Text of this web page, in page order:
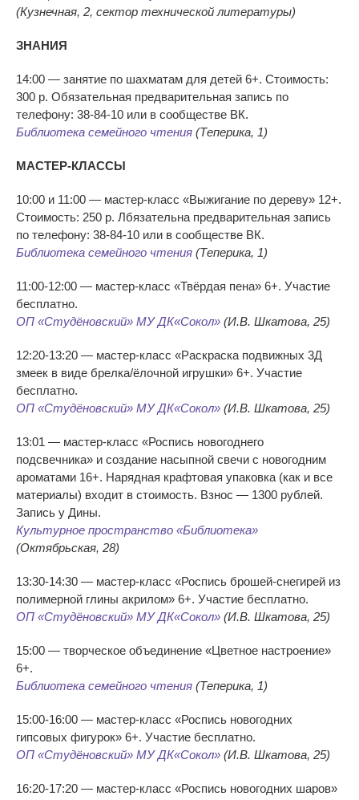
(Кузнечная, 2, сектор технической литературы)
ЗНАНИЯ
14:00 — занятие по шахматам для детей 6+. Стоимость:
300 р. Обязательная предварительная запись по
телефону: 38-84-10 или в сообществе ВК.
Библиотека семейного чтения (Теперика, 1)
МАСТЕР-КЛАССЫ
10:00 и 11:00 — мастер-класс «Выжигание по дереву» 12+.
Стоимость: 250 р. Лбязательна предварительная запись
по телефону: 38-84-10 или в сообществе ВК.
Библиотека семейного чтения (Теперика, 1)
11:00-12:00 — мастер-класс «Твёрдая пена» 6+. Участие
бесплатно.
ОП «Студёновский» МУ ДК«Сокол» (И.В. Шкатова, 25)
12:20-13:20 — мастер-класс «Раскраска подвижных 3Д
змеек в виде брелка/ёлочной игрушки» 6+. Участие
бесплатно.
ОП «Студёновский» МУ ДК«Сокол» (И.В. Шкатова, 25)
13:01 — мастер-класс «Роспись новогоднего
подсвечника» и создание насыпной свечи с новогодним
ароматами 16+. Нарядная крафтовая упаковка (как и все
материалы) входит в стоимость. Взнос — 1300 рублей.
Запись у Дины.
Культурное пространство «Библиотека»
(Октябрьская, 28)
13:30-14:30 — мастер-класс «Роспись брошей-снегирей из
полимерной глины акрилом» 6+. Участие бесплатно.
ОП «Студёновский» МУ ДК«Сокол» (И.В. Шкатова, 25)
15:00 — творческое объединение «Цветное настроение»
6+.
Библиотека семейного чтения (Теперика, 1)
15:00-16:00 — мастер-класс «Роспись новогодних
гипсовых фигурок» 6+. Участие бесплатно.
ОП «Студёновский» МУ ДК«Сокол» (И.В. Шкатова, 25)
16:20-17:20 — мастер-класс «Роспись новогодних шаров»